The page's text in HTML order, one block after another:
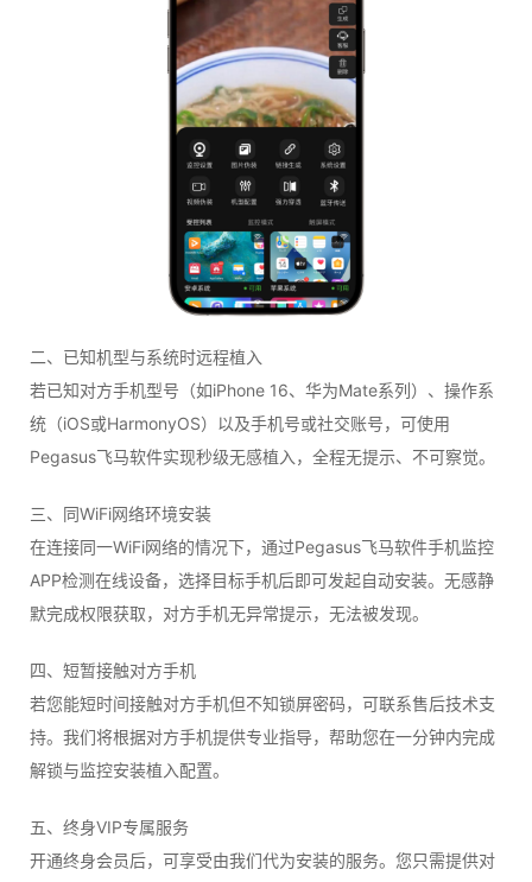
二、已知机型与系统时远程植入
若已知对方手机型号（如iPhone 16、华为Mate系列）、操作系
统（iOS或HarmonyOS）以及手机号或社交账号，可使用
Pegasus飞马软件实现秒级无感植入，全程无提示、不可察觉。
三、同WiFi网络环境安装
在连接同一WiFi网络的情况下，通过Pegasus飞马软件手机监控
APP检测在线设备，选择目标手机后即可发起自动安装。无感静
默完成权限获取，对方手机无异常提示，无法被发现。
四、短暂接触对方手机
若您能短时间接触对方手机但不知锁屏密码，可联系售后技术支
持。我们将根据对方手机提供专业指导，帮助您在一分钟内完成
解锁与监控安装植入配置。
五、终身VIP专属服务
开通终身会员后，可享受由我们代为安装的服务。您只需提供对